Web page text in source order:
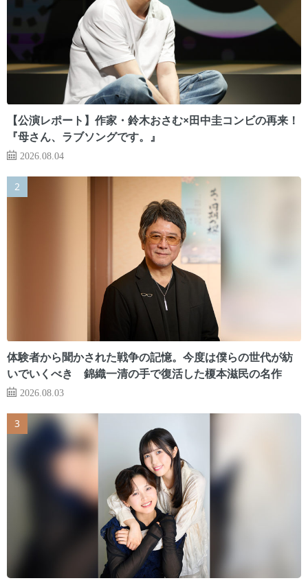
【公演レポート】作家・鈴木おさむ×田中圭コンビの再来！
『母さん、ラブソングです。』
2026.08.04
体験者から聞かされた戦争の記憶。今度は僕らの世代が紡
いでいくべき 錦織一清の手で復活した榎本滋民の名作
2026.08.03